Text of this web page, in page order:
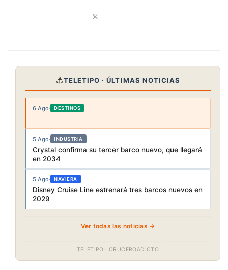
⚓TELETIPO · ÚLTIMAS NOTICIAS
6 Ago· DESTINOS
5 Ago· INDUSTRIA
Crystal confirma su tercer barco nuevo, que llegará
en 2034
5 Ago· NAVIERA
Disney Cruise Line estrenará tres barcos nuevos en
2029
Ver todas las noticias →
TELETIPO · CRUCEROADICTO